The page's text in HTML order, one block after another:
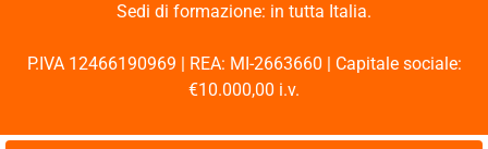
Sedi di formazione: in tutta Italia.
P.IVA 12466190969 | REA: MI-2663660 | Capitale sociale:
€10.000,00 i.v.